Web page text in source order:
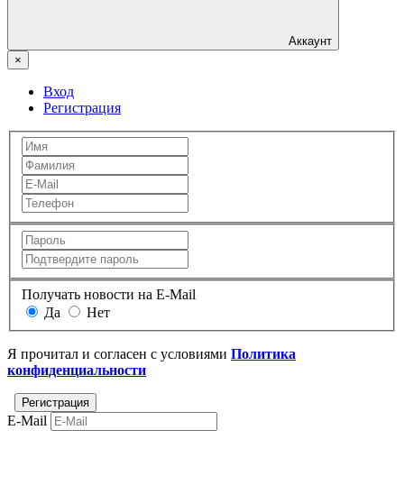
Аккаунт
×
Вход
Регистрация
Получать новости на E-Mail
Да
Нет
Я прочитал и согласен с условиями Политика
конфиденциальности
E-Mail